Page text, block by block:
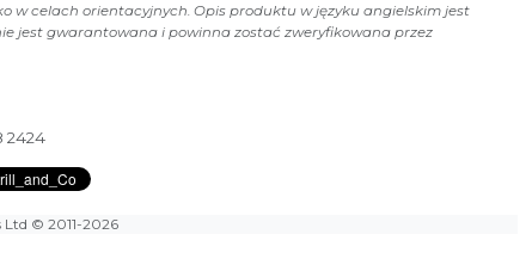
w celach orientacyjnych. Opis produktu w języku angielskim jest
jest gwarantowana i powinna zostać zweryfikowana przez
2424
Ltd © 2011-2026